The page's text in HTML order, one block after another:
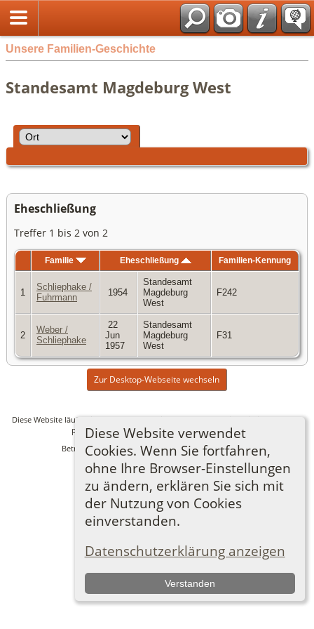
Unsere Familien-Geschichte
Diese Website verwendet
Cookies. Wenn Sie fortfahren,
ohne Ihre Browser-Einstellungen
zu ändern, erklären Sie sich mit
der Nutzung von Cookies
einverstanden.
Datenschutzerklärung anzeigen
Verstanden
Standesamt Magdeburg West
Eheschließung
Treffer 1 bis 2 von 2
Familie Eheschließung Familien-Kennung
1
Schliephake /
Fuhrmann
1954
Standesamt
Magdeburg
West
F242
2
Weber /
Schliephake
22
Jun
1957
Standesamt
Magdeburg
West
F31
Zur Desktop-Webseite wechseln
Diese Website läuft mit The Next Generation of Genealogy Sitebuilding
programmiert von Darrin Lythgoe © 2001-2026.
Betreut vonRonny Lindner. |Datenschutzerklärung.